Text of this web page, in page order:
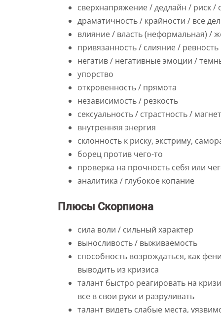
сверхнапряжение / дедлайн / риск /
драматичность / крайности / все
влияние / власть (неформальная) /
привязанность / слияние / ревность
негатив / негативные эмоции /
упорство
откровенность / прямота
независимость / резкость
сексуальность / страстность /
внутренняя энергия
склонность к риску, экстриму,
борец против чего-то
проверка на прочность себя или
аналитика / глубокое копание
Плюсы Скорпиона
сила воли / сильный характер
выносливость / выживаемость
способность возрождаться, как
выводить из кризиса
талант быстро реагировать на
все в свои руки и разруливать
талант видеть слабые места,